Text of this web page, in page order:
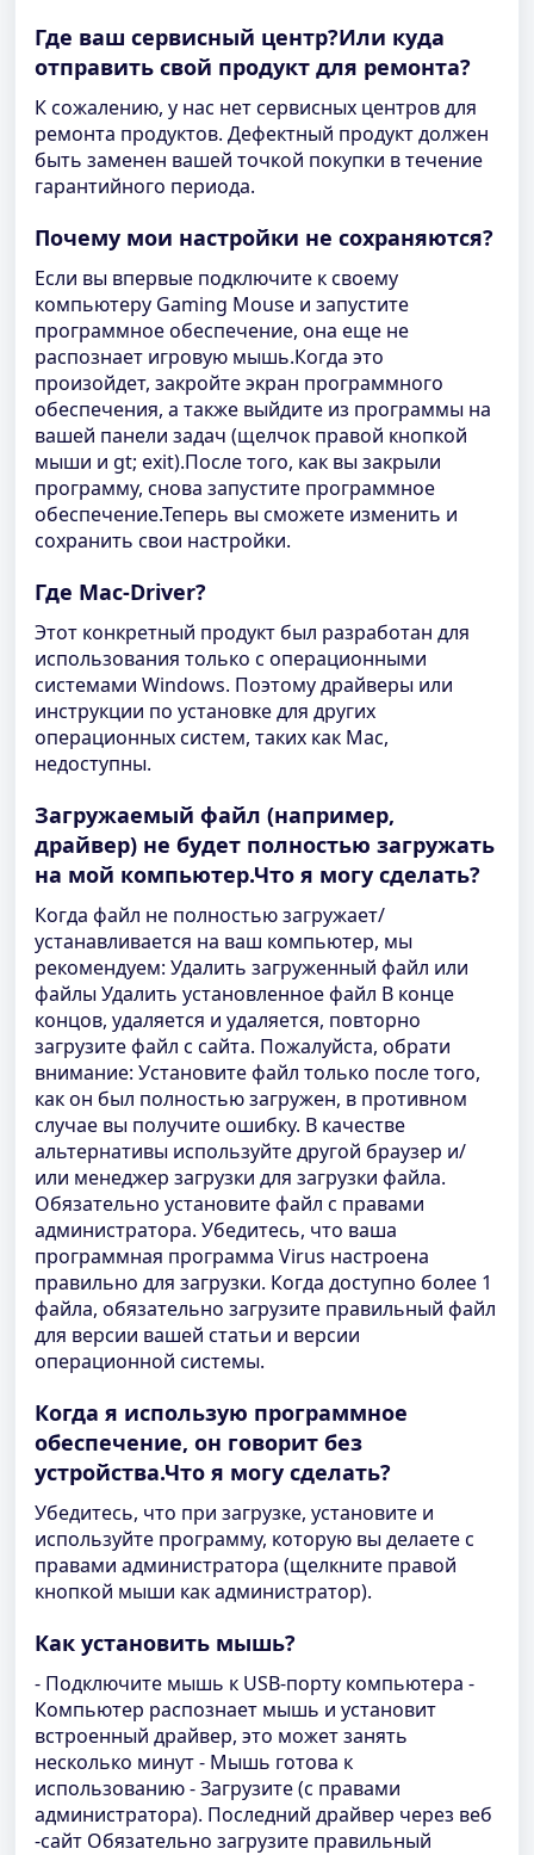
Где ваш сервисный центр?Или куда
отправить свой продукт для ремонта?
К сожалению, у нас нет сервисных центров для
ремонта продуктов. Дефектный продукт должен
быть заменен вашей точкой покупки в течение
гарантийного периода.
Почему мои настройки не сохраняются?
Если вы впервые подключите к своему
компьютеру Gaming Mouse и запустите
программное обеспечение, она еще не
распознает игровую мышь.Когда это
произойдет, закройте экран программного
обеспечения, а также выйдите из программы на
вашей панели задач (щелчок правой кнопкой
мыши и gt; exit).После того, как вы закрыли
программу, снова запустите программное
обеспечение.Теперь вы сможете изменить и
сохранить свои настройки.
Где Mac-Driver?
Этот конкретный продукт был разработан для
использования только с операционными
системами Windows. Поэтому драйверы или
инструкции по установке для других
операционных систем, таких как Mac,
недоступны.
Загружаемый файл (например,
драйвер) не будет полностью загружать
на мой компьютер.Что я могу сделать?
Когда файл не полностью загружает/
устанавливается на ваш компьютер, мы
рекомендуем: Удалить загруженный файл или
файлы Удалить установленное файл В конце
концов, удаляется и удаляется, повторно
загрузите файл с сайта. Пожалуйста, обрати
внимание: Установите файл только после того,
как он был полностью загружен, в противном
случае вы получите ошибку. В качестве
альтернативы используйте другой браузер и/
или менеджер загрузки для загрузки файла.
Обязательно установите файл с правами
администратора. Убедитесь, что ваша
программная программа Virus настроена
правильно для загрузки. Когда доступно более 1
файла, обязательно загрузите правильный файл
для версии вашей статьи и версии
операционной системы.
Когда я использую программное
обеспечение, он говорит без
устройства.Что я могу сделать?
Убедитесь, что при загрузке, установите и
используйте программу, которую вы делаете с
правами администратора (щелкните правой
кнопкой мыши как администратор).
Как установить мышь?
- Подключите мышь к USB-порту компьютера -
Компьютер распознает мышь и установит
встроенный драйвер, это может занять
несколько минут - Мышь готова к
использованию - Загрузите (с правами
администратора). Последний драйвер через веб
-сайт Обязательно загрузите правильный